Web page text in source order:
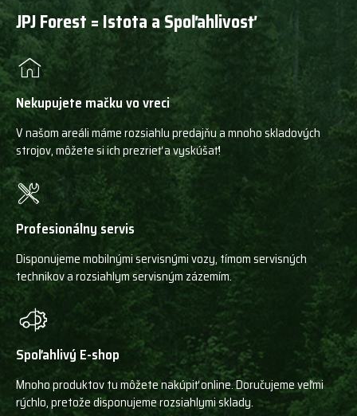
JPJ Forest = Istota a Spoľahlivosť
Nekupujete mačku vo vreci
V našom areáli máme rozsiahlu predajňu a mnoho skladových
strojov, môžete si ich prezrieť a vyskúšať!
Profesionálny servis
Disponujeme mobilnými servisnými vozy, tímom servisných
technikov a rozsiahlym servisným zázemím.
Spoľahlivý E-shop
Mnoho produktov tu môžete nakúpiť online. Doručujeme veľmi
rýchlo, pretože disponujeme rozsiahlymi sklady.